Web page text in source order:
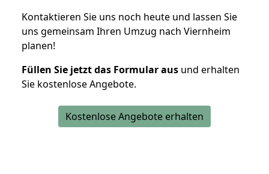
Kontaktieren Sie uns noch heute und lassen Sie
uns gemeinsam Ihren Umzug nach Viernheim
planen!
Füllen Sie jetzt das Formular aus und erhalten
Sie kostenlose Angebote.
Kostenlose Angebote erhalten